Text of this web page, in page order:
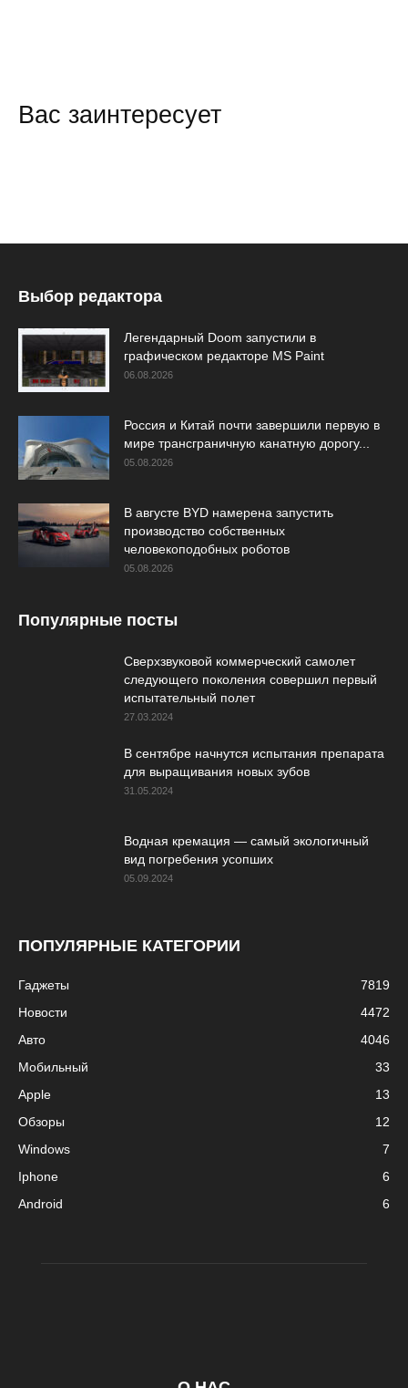
Вас заинтересует
Выбор редактора
Легендарный Doom запустили в
графическом редакторе MS Paint
06.08.2026
Россия и Китай почти завершили первую в
мире трансграничную канатную дорогу...
05.08.2026
В августе BYD намерена запустить
производство собственных
человекоподобных роботов
05.08.2026
Популярные посты
Сверхзвуковой коммерческий самолет
следующего поколения совершил первый
испытательный полет
27.03.2024
В сентябре начнутся испытания препарата
для выращивания новых зубов
31.05.2024
Водная кремация — самый экологичный
вид погребения усопших
05.09.2024
ПОПУЛЯРНЫЕ КАТЕГОРИИ
Гаджеты
7819
Новости
4472
Авто
4046
Мобильный
33
Apple
13
Обзоры
12
Windows
7
Iphone
6
Android
6